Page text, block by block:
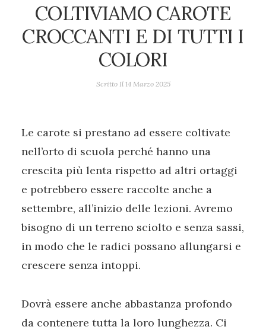
COLTIVIAMO CAROTE
CROCCANTI E DI TUTTI I
COLORI
Scritto Il 14 Marzo 2025
Le carote si prestano ad essere coltivate
nell’orto di scuola perché hanno una
crescita più lenta rispetto ad altri ortaggi
e potrebbero essere raccolte anche a
settembre, all’inizio delle lezioni. Avremo
bisogno di un terreno sciolto e senza sassi,
in modo che le radici possano allungarsi e
crescere senza intoppi.
Dovrà essere anche abbastanza profondo
da contenere tutta la loro lunghezza. Ci